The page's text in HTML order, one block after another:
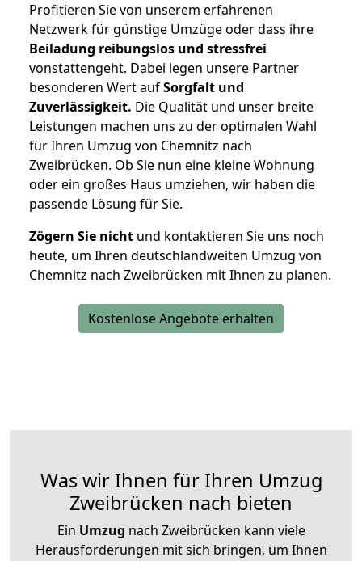
Profitieren Sie von unserem erfahrenen
Netzwerk für günstige Umzüge oder dass ihre
Beiladung reibungslos und stressfrei
vonstattengeht. Dabei legen unsere Partner
besonderen Wert aufSorgfalt und
Zuverlässigkeit. Die Qualität und unser breite
Leistungen machen uns zu der optimalen Wahl
für Ihren Umzug von Chemnitz nach
Zweibrücken. Ob Sie nun eine kleine Wohnung
oder ein großes Haus umziehen, wir haben die
passende Lösung für Sie.
Zögern Sie nicht und kontaktieren Sie uns noch
heute, um Ihren deutschlandweiten Umzug von
Chemnitz nach Zweibrücken mit Ihnen zu planen.
Kostenlose Angebote erhalten
Was wir Ihnen für Ihren Umzug
Zweibrücken nach bieten
Ein Umzug nach Zweibrücken kann viele
Herausforderungen mit sich bringen, um Ihnen